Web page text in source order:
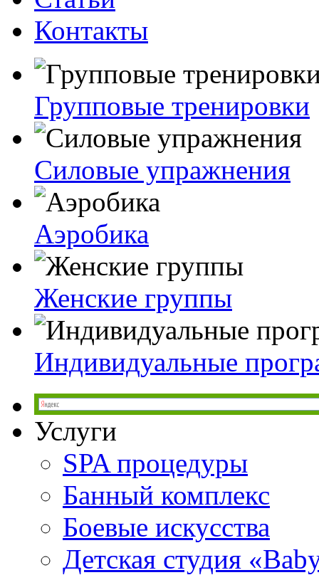
Контакты
Групповые тренировки
Силовые упражнения
Аэробика
Женские группы
Индивидуальные
Услуги
SPA процедуры
Банный комплекс
Боевые искусства
Детская студия